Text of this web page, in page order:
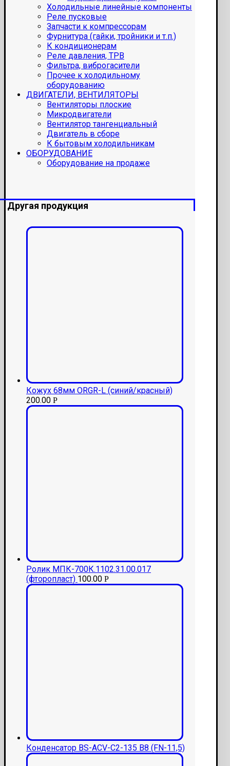
Холодильные линейные компоненты
Реле пусковые
Запчасти к компрессорам
Фурнитура (гайки, тройники и т.п.)
К кондиционерам
Реле давления, ТРВ
Фильтра, виброгасители
Прочее к холодильному
оборудованию
ДВИГАТЕЛИ, ВЕНТИЛЯТОРЫ
Вентиляторы плоские
Микродвигатели
Вентилятор тангенциальный
Двигатель в сборе
К бытовым холодильникам
ОБОРУДОВАНИЕ
Оборудование на продаже
Другая продукция
Кожух 68мм ORGR-L (синий/красный)
200.00 Р
Ролик МПК-700К.1102.31.00.017
(фторопласт) 100.00 Р
Конденсатор BS-ACV-C2-135 В8 (FN-11,5)